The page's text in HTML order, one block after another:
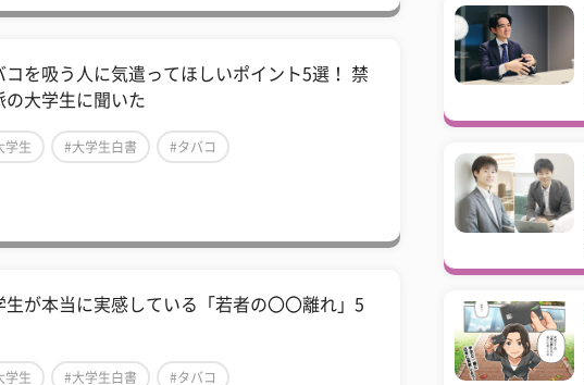
コを吸う人に気遣ってほしいポイント5選！ 禁
の大学生に聞いた
学生 #大学生白書 #タバコ
生が本当に実感している「若者の〇〇離れ」5
学生 #大学生白書 #タバコ